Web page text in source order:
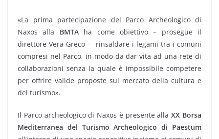
«La prima partecipazione del Parco Archeologico di
Naxos alla BMTAha come obiettivo – prosegue il
direttore Vera Greco – rinsaldare i legami tra i comuni
compresi nel Parco, in modo da dar vita ad una rete di
collaborazioni senza la quale è impossibile competere
per offrire valide proposte sul mercato della cultura e
del turismo».
Il Parco archeologico di Naxos è presente allaXX Borsa
Mediterranea del Turismo Archeologico di Paestum